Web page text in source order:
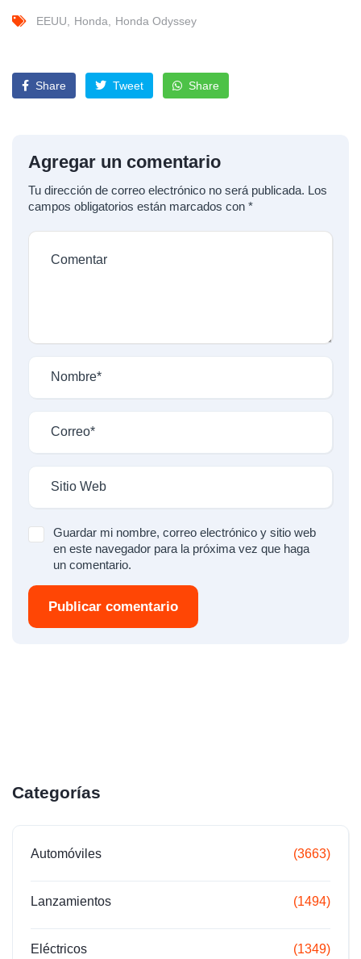
EEUU Honda Honda Odyssey
Share Tweet Share
Agregar un comentario
Tu dirección de correo electrónico no será publicada. Los
campos obligatorios están marcados con *
Guardar mi nombre, correo electrónico y sitio web
en este navegador para la próxima vez que haga
un comentario.
Publicar comentario
Categorías
Automóviles (3663)
Lanzamientos (1494)
Eléctricos (1349)